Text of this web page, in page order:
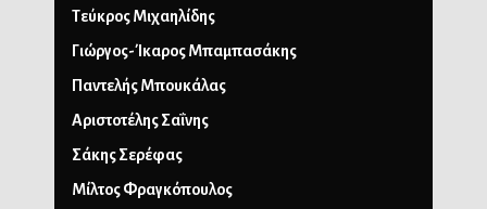
Τεύκρος Μιχαηλίδης
Γιώργος-Ίκαρος Μπαμπασάκης
Παντελής Μπουκάλας
Αριστοτέλης Σαΐνης
Σάκης Σερέφας
Μίλτος Φραγκόπουλος